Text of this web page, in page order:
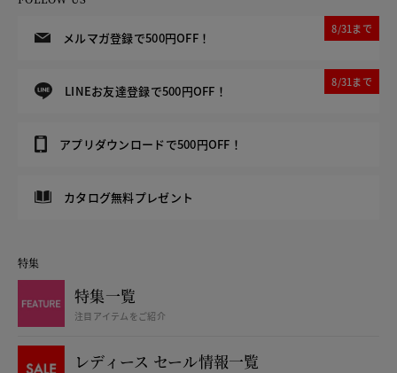
メルマガ登録で500円OFF！
8/31まで
LINEお友達登録で500円OFF！
8/31まで
アプリダウンロードで500円OFF！
カタログ無料プレゼント
特集
特集一覧
注目アイテムをご紹介
レディース セール情報一覧